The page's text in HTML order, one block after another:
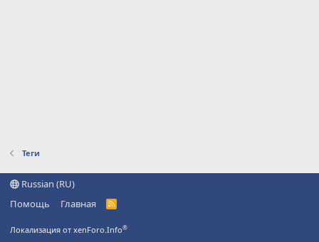
Теги
Russian (RU)
Помощь
Главная
R
Локализация от xenForo.Info®